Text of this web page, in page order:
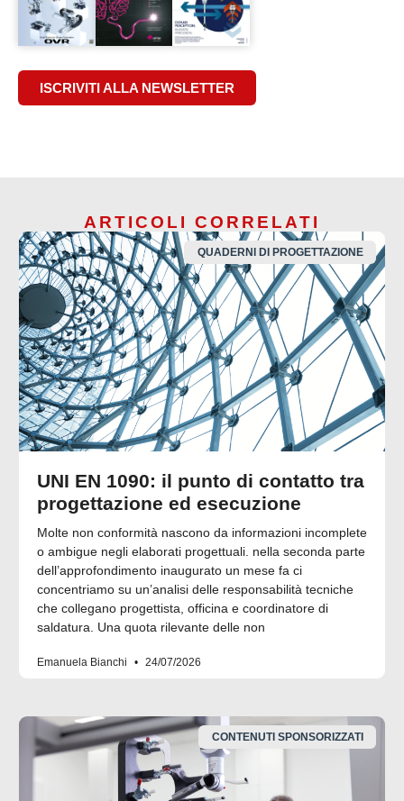
ISCRIVITI ALLA NEWSLETTER
ARTICOLI CORRELATI
QUADERNI DI PROGETTAZIONE
UNI EN 1090: il punto di contatto tra
progettazione ed esecuzione
Molte non conformità nascono da informazioni incomplete
o ambigue negli elaborati progettuali. nella seconda parte
dell’approfondimento inaugurato un mese fa ci
concentriamo su un’analisi delle responsabilità tecniche
che collegano progettista, officina e coordinatore di
saldatura. Una quota rilevante delle non
Emanuela Bianchi 24/07/2026
CONTENUTI SPONSORIZZATI